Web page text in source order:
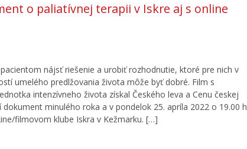
o paliatívnej terapii v Iskre aj s online
nájsť riešenie a urobiť rozhodnutie, ktoré pre nich v
umelého predlžovania života môže byť dobré. Film s
intenzívneho života získal Českého leva a Cenu českej
minulého roka a v pondelok 25. apríla 2022 o 19.00 h
filmovom klube Iskra v Kežmarku. […]